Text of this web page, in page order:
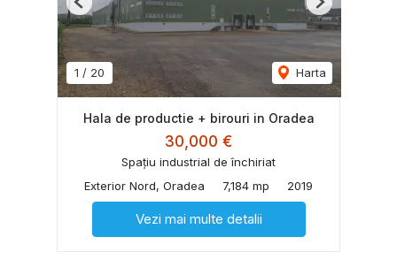
1 / 20 Harta
Previous Next
Hala de productie + birouri in Oradea
30,000 €
Spațiu industrial de închiriat
Exterior Nord, Oradea
7,184 mp 2019
Vezi mai multe detalii